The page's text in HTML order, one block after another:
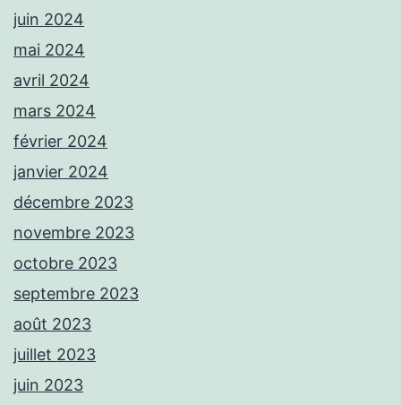
juin 2024
mai 2024
avril 2024
mars 2024
février 2024
janvier 2024
décembre 2023
novembre 2023
octobre 2023
septembre 2023
août 2023
juillet 2023
juin 2023